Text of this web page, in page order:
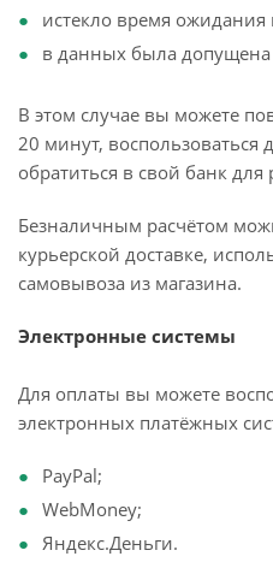
истекло время
в данных была
В этом случае вы можете
20 минут, воспользоваться
обратиться в свой банк
Безналичным расчётом
курьерской доставке,
самовывоза из магазина.
Электронные системы
Для оплаты вы можете
электронных платёжных
PayPal;
WebMoney;
Яндекс.Деньги.